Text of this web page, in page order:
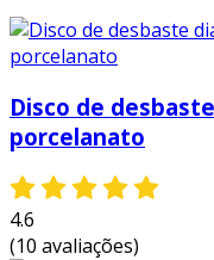
acabamentos e
metálicas.
preparação de
para dar
de outros
desbaste de
Disco de
porcelanato
4.6
(10 avaliações)